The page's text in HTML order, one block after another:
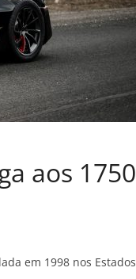
aos 1750
em 1998 nos Estados